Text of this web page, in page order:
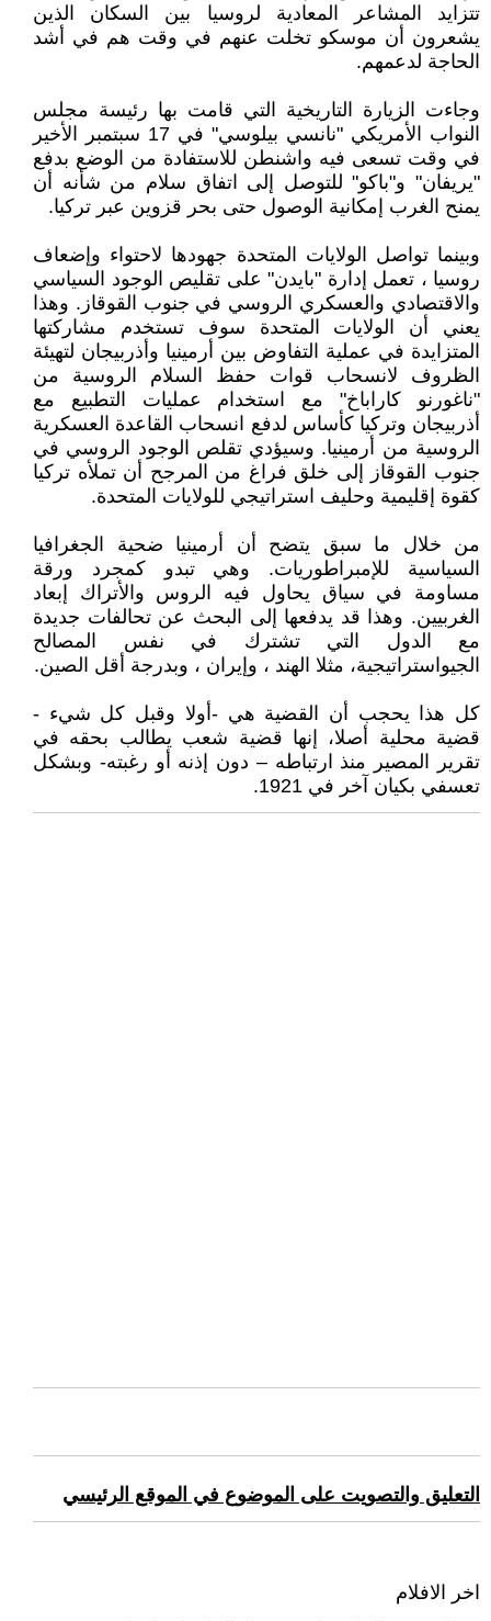
تتزايد المشاعر المعادية لروسيا بين السكان الذين
يشعرون أن موسكو تخلت عنهم في وقت هم في أشد
الحاجة لدعمهم.
وجاءت الزيارة التاريخية التي قامت بها رئيسة مجلس
النواب الأمريكي "نانسي بيلوسي" في 17 سبتمبر الأخير
في وقت تسعى فيه واشنطن للاستفادة من الوضع بدفع
"يريفان" و"باكو" للتوصل إلى اتفاق سلام من شأنه أن
يمنح الغرب إمكانية الوصول حتى بحر قزوين عبر تركيا.
وبينما تواصل الولايات المتحدة جهودها لاحتواء وإضعاف
روسيا ، تعمل إدارة "بايدن" على تقليص الوجود السياسي
والاقتصادي والعسكري الروسي في جنوب القوقاز. وهذا
يعني أن الولايات المتحدة سوف تستخدم مشاركتها
المتزايدة في عملية التفاوض بين أرمينيا وأذربيجان لتهيئة
الظروف لانسحاب قوات حفظ السلام الروسية من
"ناغورنو كاراباخ" مع استخدام عمليات التطبيع مع
أذربيجان وتركيا كأساس لدفع انسحاب القاعدة العسكرية
الروسية من أرمينيا. وسيؤدي تقلص الوجود الروسي في
جنوب القوقاز إلى خلق فراغ من المرجح أن تملأه تركيا
كقوة إقليمية وحليف استراتيجي للولايات المتحدة.
من خلال ما سبق يتضح أن أرمينيا ضحية الجغرافيا
السياسية للإمبراطوريات. وهي تبدو كمجرد ورقة
مساومة في سياق يحاول فيه الروس والأتراك إبعاد
الغربيين. وهذا قد يدفعها إلى البحث عن تحالفات جديدة
مع الدول التي تشترك في نفس المصالح
الجيواستراتيجية، مثلا الهند ، وإيران ، وبدرجة أقل الصين.
كل هذا يحجب أن القضية هي -أولا وقبل كل شيء -
قضية محلية أصلا، إنها قضية شعب يطالب بحقه في
تقرير المصير منذ ارتباطه – دون إذنه أو رغبته- وبشكل
تعسفي بكيان آخر في 1921.
التعليق والتصويت على الموضوع في الموقع الرئيسي
اخر الافلام